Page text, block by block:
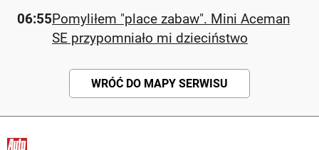
06:55Pomyliłem "place zabaw". Mini Aceman
SE przypomniało mi dzieciństwo
WRÓĆ DO MAPY SERWISU